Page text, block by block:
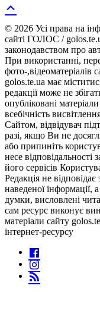
© 2026 Усі права на
сайті ГОЛОС /
законодавством про
При використанні,
фото-
golos.te.ua має
редакції може не
опубліковані
всебічність
Сайтом, відвідувач
разі, якщо Ви не
або припиніть
несе відповідальності
його сервісів
Редакція не відповідає
наведеної інформації,
думки, висловлені
сам ресурс виконує
матеріали сайту
інтернет-ресурсу